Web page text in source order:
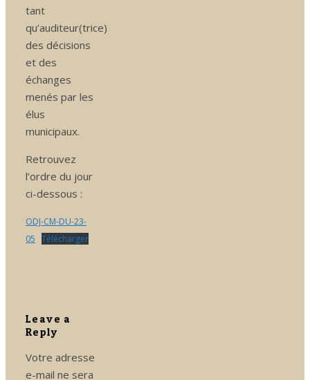
tant
qu’auditeur(trice)
des décisions
et des
échanges
menés par les
élus
municipaux.
Retrouvez
l’ordre du jour
ci-dessous :
ODJ-CM-DU-23-
05 Télécharger
Leave a
Reply
Votre adresse
e-mail ne sera